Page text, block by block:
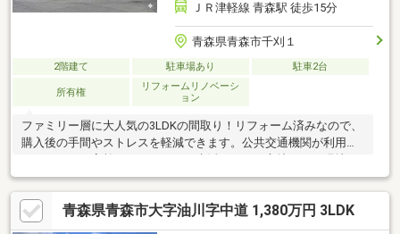
ＪＲ津軽線 青森駅 徒歩15分
青森県青森市千刈１
2階建て 駐車場あり 駐車2台
所有権
リフォームリノベーシ
ョン
ファミリー層に大人気の3LDKの間取り！リフォーム済みなので、
購入後の手間やストレスを軽減できます。公共交通機関が利用し
体感してみてください。
青森県青森市大字油川字中道 1,380万円 3LDK